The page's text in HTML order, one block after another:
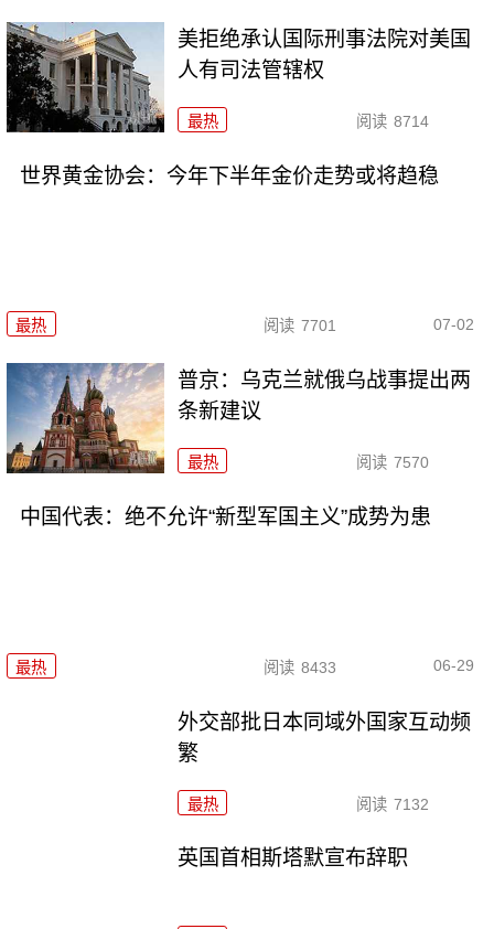
美拒绝承认国际刑事法院对美国
人有司法管辖权
最热 阅读 8714
世界黄金协会：今年下半年金价走势或将趋稳
最热 阅读 7701 07-02
普京：乌克兰就俄乌战事提出两
条新建议
最热 阅读 7570
中国代表：绝不允许“新型军国主义”成势为患
最热 阅读 8433 06-29
外交部批日本同域外国家互动频
繁
最热 阅读 7132
英国首相斯塔默宣布辞职